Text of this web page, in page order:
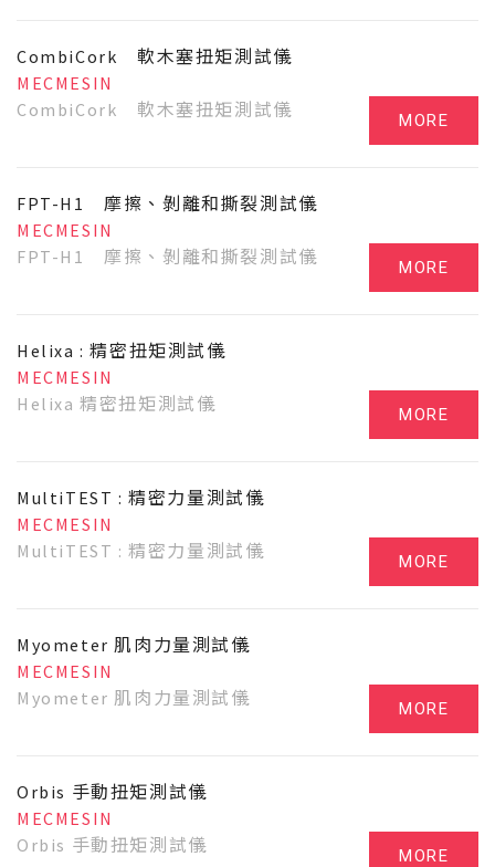
CombiCork 軟木塞扭矩測試儀
MECMESIN
CombiCork 軟木塞扭矩測試儀
MORE
FPT-H1 摩擦、剝離和撕裂測試儀
MECMESIN
FPT-H1 摩擦、剝離和撕裂測試儀
MORE
Helixa : 精密扭矩測試儀
MECMESIN
Helixa 精密扭矩測試儀
MORE
MultiTEST : 精密力量測試儀
MECMESIN
MultiTEST : 精密力量測試儀
MORE
Myometer 肌肉力量測試儀
MECMESIN
Myometer 肌肉力量測試儀
MORE
Orbis 手動扭矩測試儀
MECMESIN
Orbis 手動扭矩測試儀
MORE